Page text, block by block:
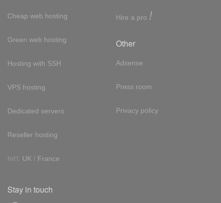
Cheap web hosting
Green web hosting
Hosting with SSH
VPS hosting
Dedicated servers
Reseller hosting
Int'l: UK / France
Hire a pro !
Other
Adsense
Press room
Privacy policy
Stay in touch